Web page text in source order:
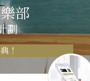
部
劃
！